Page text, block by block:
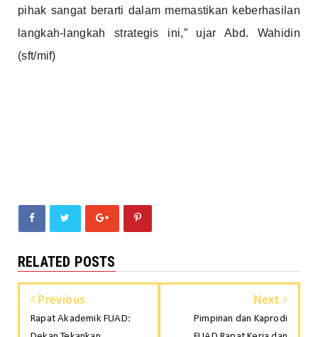
pihak sangat berarti dalam memastikan keberhasilan
langkah-langkah strategis ini,” ujar Abd. Wahidin
(sft/mif)
RELATED POSTS
Previous
Rapat Akademik FUAD:
Next
Pimpinan dan Kaprodi